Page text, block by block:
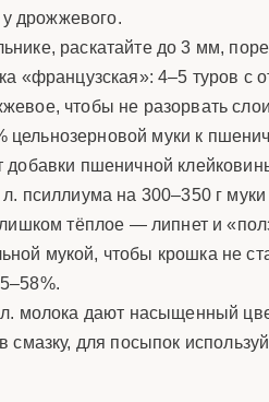
дрожжевого.
раскатайте до 3 мм,
«французская»: 4–5 туров
чтобы не разорвать
муки к
добавки пшеничной
псиллиума на 300–350 г
тёплое — липнет и
мукой, чтобы крошка не
молока дают насыщенный
для посыпок